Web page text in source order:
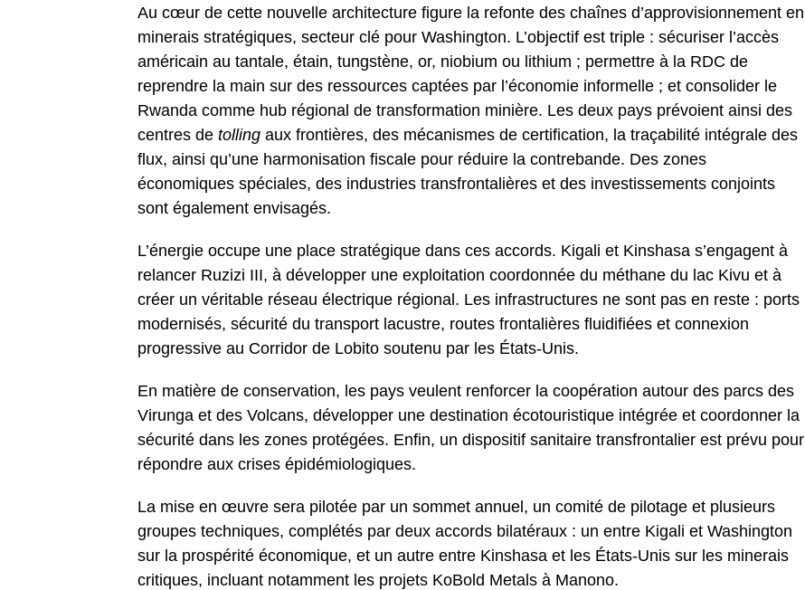
Au cœur de cette nouvelle architecture figure la refonte des chaînes d’approvisionnement en
minerais stratégiques, secteur clé pour Washington. L’objectif est triple : sécuriser l’accès
américain au tantale, étain, tungstène, or, niobium ou lithium ; permettre à la RDC de
reprendre la main sur des ressources captées par l’économie informelle ; et consolider le
Rwanda comme hub régional de transformation minière. Les deux pays prévoient ainsi des
centres de tolling aux frontières, des mécanismes de certification, la traçabilité intégrale des
flux, ainsi qu’une harmonisation fiscale pour réduire la contrebande. Des zones
économiques spéciales, des industries transfrontalières et des investissements conjoints
sont également envisagés.
L’énergie occupe une place stratégique dans ces accords. Kigali et Kinshasa s’engagent à
relancer Ruzizi III, à développer une exploitation coordonnée du méthane du lac Kivu et à
créer un véritable réseau électrique régional. Les infrastructures ne sont pas en reste : ports
modernisés, sécurité du transport lacustre, routes frontalières fluidifiées et connexion
progressive au Corridor de Lobito soutenu par les États-Unis.
En matière de conservation, les pays veulent renforcer la coopération autour des parcs des
Virunga et des Volcans, développer une destination écotouristique intégrée et coordonner la
sécurité dans les zones protégées. Enfin, un dispositif sanitaire transfrontalier est prévu pour
répondre aux crises épidémiologiques.
La mise en œuvre sera pilotée par un sommet annuel, un comité de pilotage et plusieurs
groupes techniques, complétés par deux accords bilatéraux : un entre Kigali et Washington
sur la prospérité économique, et un autre entre Kinshasa et les États-Unis sur les minerais
critiques, incluant notamment les projets KoBold Metals à Manono.